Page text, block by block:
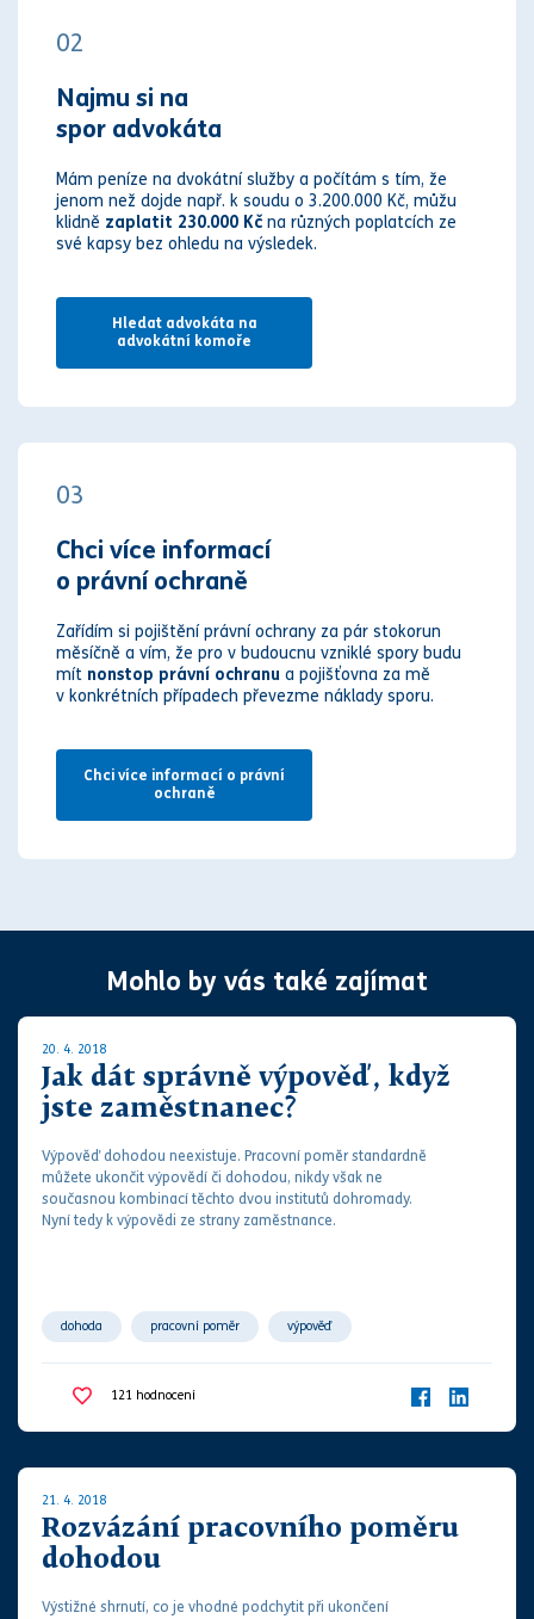
02
Najmu si na
spor advokáta
Mám peníze na dvokátní služby a počítám s tím, že
jenom než dojde např. k soudu o 3.200.000 Kč, můžu
klidně zaplatit 230.000 Kč na různých poplatcích ze
své kapsy bez ohledu na výsledek.
Hledat advokáta na
advokátní komoře
03
Chci více informací
o právní ochraně
Zařídím si pojištění právní ochrany za pár stokorun
měsíčně a vím, že pro v budoucnu vzniklé spory budu
mít nonstop právní ochranu a pojišťovna za mě
v konkrétních případech převezme náklady sporu.
Chci více informací o právní
ochraně
Mohlo by vás také zajímat
20. 4. 2018
Jak dát správně výpověď, když
jste zaměstnanec?
Výpověďdohodou neexistuje. Pracovní poměr standardně
můžete ukončit výpovědí či dohodou, nikdy však ne
současnou kombinací těchto dvou institutů dohromady.
Nyní tedy k výpovědi ze strany zaměstnance.
dohoda pracovní poměr výpověď
výpověď dohodou výpovědní doba zaměstanavatel
zaměstnanec
121 hodnocení
21. 4. 2018
Rozvázání pracovního poměru
dohodou
Výstižné shrnutí, co je vhodné podchytit při ukončení